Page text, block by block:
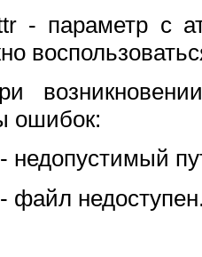
- параметр с
ошибок:
недопустимый
файл